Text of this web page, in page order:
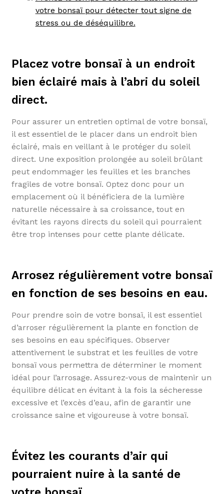
votre bonsaï pour détecter tout signe de
stress ou de déséquilibre.
Placez votre bonsaï à un endroit
bien éclairé mais à l’abri du soleil
direct.
Pour assurer un entretien optimal de votre bonsaï,
il est essentiel de le placer dans un endroit bien
éclairé, mais en veillant à le protéger du soleil
direct. Une exposition prolongée au soleil brûlant
peut endommager les feuilles et les branches
fragiles de votre bonsaï. Optez donc pour un
emplacement où il bénéficiera de la lumière
naturelle nécessaire à sa croissance, tout en
évitant les rayons directs du soleil qui pourraient
être trop intenses pour cette plante délicate.
Arrosez régulièrement votre bonsaï
en fonction de ses besoins en eau.
Pour prendre soin de votre bonsaï, il est essentiel
d’arroser régulièrement la plante en fonction de
ses besoins en eau spécifiques. Observer
attentivement le substrat et les feuilles de votre
bonsaï vous permettra de déterminer le moment
idéal pour l’arrosage. Assurez-vous de maintenir un
équilibre délicat en évitant à la fois la sécheresse
excessive et l’excès d’eau, afin de garantir une
croissance saine et vigoureuse à votre bonsaï.
Évitez les courants d’air qui
pourraient nuire à la santé de